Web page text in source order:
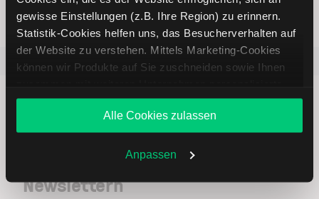
gewisse Einstellungen (z.B. Ihre Region) zu erinnern.
Statistik-Cookies helfen uns, das Besucherverhalten auf
der Website zu verstehen. Mittels Marketing-Cookies
können wir Produkte auf Sie zuschneiden sowie Ihnen
Angebote unterbreiten. Sie entscheiden, welche Cookies
Sie zulassen oder ablehnen. Ihre Entscheidung können
Sie jederzeit in denCookie-Einstellungenändern.
Weitere Infos auch in unsererDatenschutzerklärung
Alle Cookies zulassen
Anpassen
Beliebt ETR:PLUN Aktien im
Immer up to date – mit unseren
Newslettern